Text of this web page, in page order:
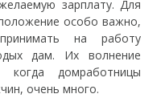
зарплату. Для
особо важно,
на работу
дам. Их волнение
когда домработницы
очень много.